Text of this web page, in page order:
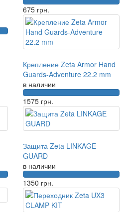
675 грн.
Крепление Zeta Armor Hand
Guards-Adventure 22.2 mm
в наличии
1575 грн.
Защита Zeta LINKAGE
GUARD
в наличии
1350 грн.